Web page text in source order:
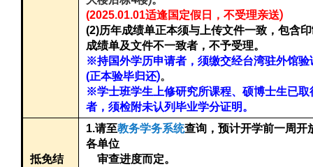
(2025.01.01适逢国定假日，不受理亲送)
(2)历年成绩单正本须与上传文件一致，包含
成绩单及文件不一致者，不予受理。
※持国外学历申请者，须缴交经台湾驻外馆
(正本验毕归还)。
※学士班学生上修研究所课程、硕博士生已取
者，须检附未认列毕业学分证明。
抵免结
1.请至教务学务系统查询，预计开学前一周开
各单位
审查进度而定。